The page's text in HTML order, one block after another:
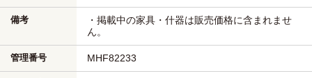
備考
・掲載中の家具・什器は販売価格に含まれませ
ん。
管理番号 MHF82233